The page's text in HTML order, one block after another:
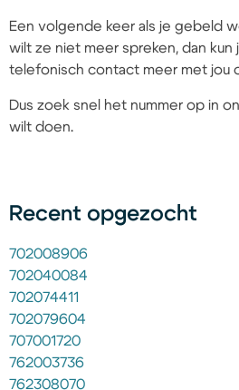
Een volgende keer als je gebeld
wilt ze niet meer spreken, dan
telefonisch contact meer met jou
Dus zoek snel het nummer op in
wilt doen.
Recent opgezocht
702008906
702040084
702074411
702079604
707001720
762003736
762308070